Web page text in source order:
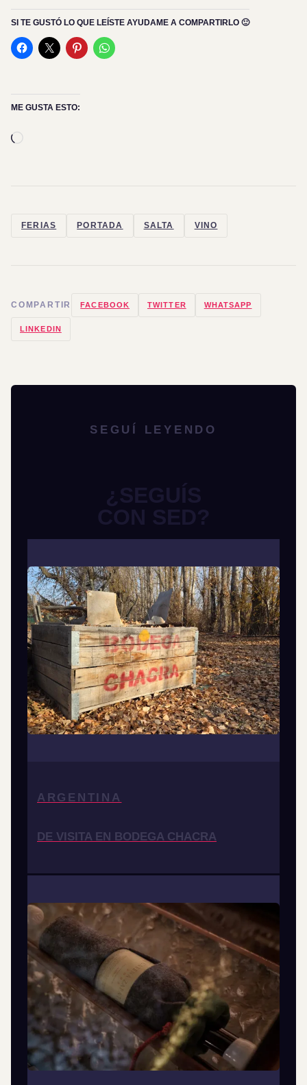
SI TE GUSTÓ LO QUE LEÍSTE AYUDAME A COMPARTIRLO 🙂
ME GUSTA ESTO:
FERIAS PORTADA SALTA VINO
COMPARTIR FACEBOOK TWITTER WHATSAPP
LINKEDIN
SEGUÍ LEYENDO
¿SEGUÍS
CON SED?
ARGENTINA
DE VISITA EN BODEGA CHACRA